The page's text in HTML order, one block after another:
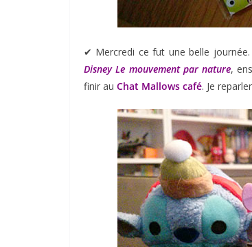
✔︎ Mercredi ce fut une belle journée.
Disney Le mouvement par nature,
finir au Chat Mallows café. Je